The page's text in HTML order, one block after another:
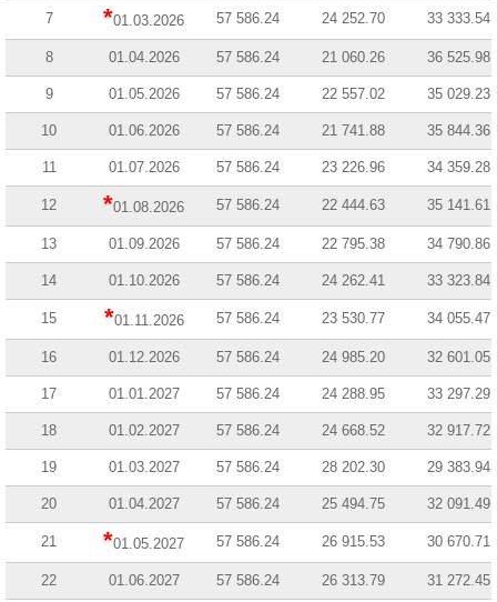
7 *01.03.2026 57 586.24 24 252.70 33 333.54
8 01.04.2026 57 586.24 21 060.26 36 525.98
9 01.05.2026 57 586.24 22 557.02 35 029.23
10 01.06.2026 57 586.24 21 741.88 35 844.36
11 01.07.2026 57 586.24 23 226.96 34 359.28
12 *01.08.2026 57 586.24 22 444.63 35 141.61
13 01.09.2026 57 586.24 22 795.38 34 790.86
14 01.10.2026 57 586.24 24 262.41 33 323.84
15 *01.11.2026 57 586.24 23 530.77 34 055.47
16 01.12.2026 57 586.24 24 985.20 32 601.05
17 01.01.2027 57 586.24 24 288.95 33 297.29
18 01.02.2027 57 586.24 24 668.52 32 917.72
19 01.03.2027 57 586.24 28 202.30 29 383.94
20 01.04.2027 57 586.24 25 494.75 32 091.49
21 *01.05.2027 57 586.24 26 915.53 30 670.71
22 01.06.2027 57 586.24 26 313.79 31 272.45